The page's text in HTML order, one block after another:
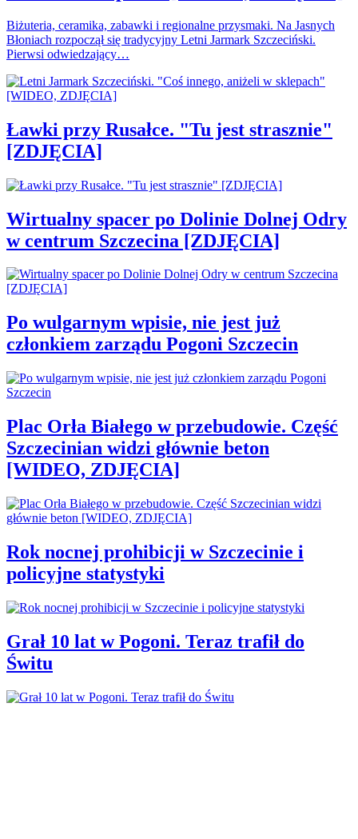
Biżuteria, ceramika, zabawki i regionalne przysmaki. Na Jasnych
Błoniach rozpoczął się tradycyjny Letni Jarmark Szczeciński.
Pierwsi odwiedzający…
Ławki przy Rusałce. "Tu jest strasznie"
[ZDJĘCIA]
Wirtualny spacer po Dolinie Dolnej Odry
w centrum Szczecina [ZDJĘCIA]
Po wulgarnym wpisie, nie jest już
członkiem zarządu Pogoni Szczecin
Plac Orła Białego w przebudowie. Część
Szczecinian widzi głównie beton
[WIDEO, ZDJĘCIA]
Rok nocnej prohibicji w Szczecinie i
policyjne statystyki
Grał 10 lat w Pogoni. Teraz trafił do
Świtu